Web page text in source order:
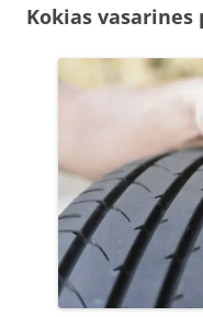
Kokias